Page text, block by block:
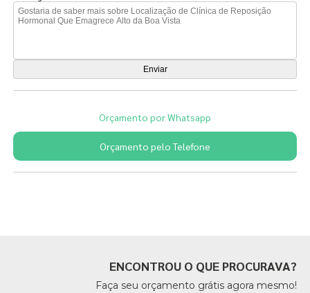
Orçamento por Whatsapp
Orçamento pelo Telefone
ENCONTROU O QUE PROCURAVA?
Faça seu orçamento grátis agora mesmo!